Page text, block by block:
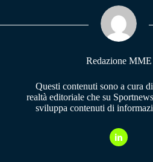
pp m
Redazione MME
Questi contenuti sono a cura
realtà editoriale che su
sviluppa contenuti di